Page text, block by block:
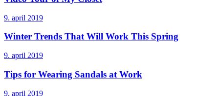
9. april 2019
Winter Trends That Will Work This Spring
9. april 2019
Tips for Wearing Sandals at Work
9. april 2019